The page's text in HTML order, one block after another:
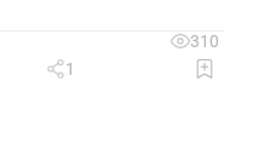
310
1